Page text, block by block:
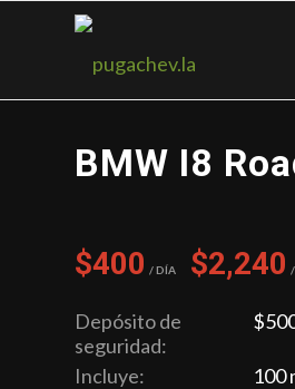
BMW I8
$400 / Día $2,240
Depósito de
seguridad:
Incluye:
100